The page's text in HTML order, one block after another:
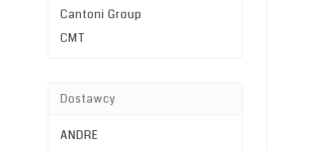
Cantoni Group
CMT
Dostawcy
ANDRE